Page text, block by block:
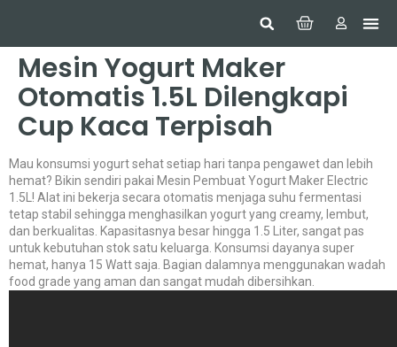
Mesin Yogurt Maker
Otomatis 1.5L Dilengkapi
Cup Kaca Terpisah
Mau konsumsi yogurt sehat setiap hari tanpa pengawet dan lebih
hemat? Bikin sendiri pakai Mesin Pembuat Yogurt Maker Electric
1.5L! Alat ini bekerja secara otomatis menjaga suhu fermentasi
tetap stabil sehingga menghasilkan yogurt yang creamy, lembut,
dan berkualitas. Kapasitasnya besar hingga 1.5 Liter, sangat pas
untuk kebutuhan stok satu keluarga. Konsumsi dayanya super
hemat, hanya 15 Watt saja. Bagian dalamnya menggunakan wadah
food grade yang aman dan sangat mudah dibersihkan.